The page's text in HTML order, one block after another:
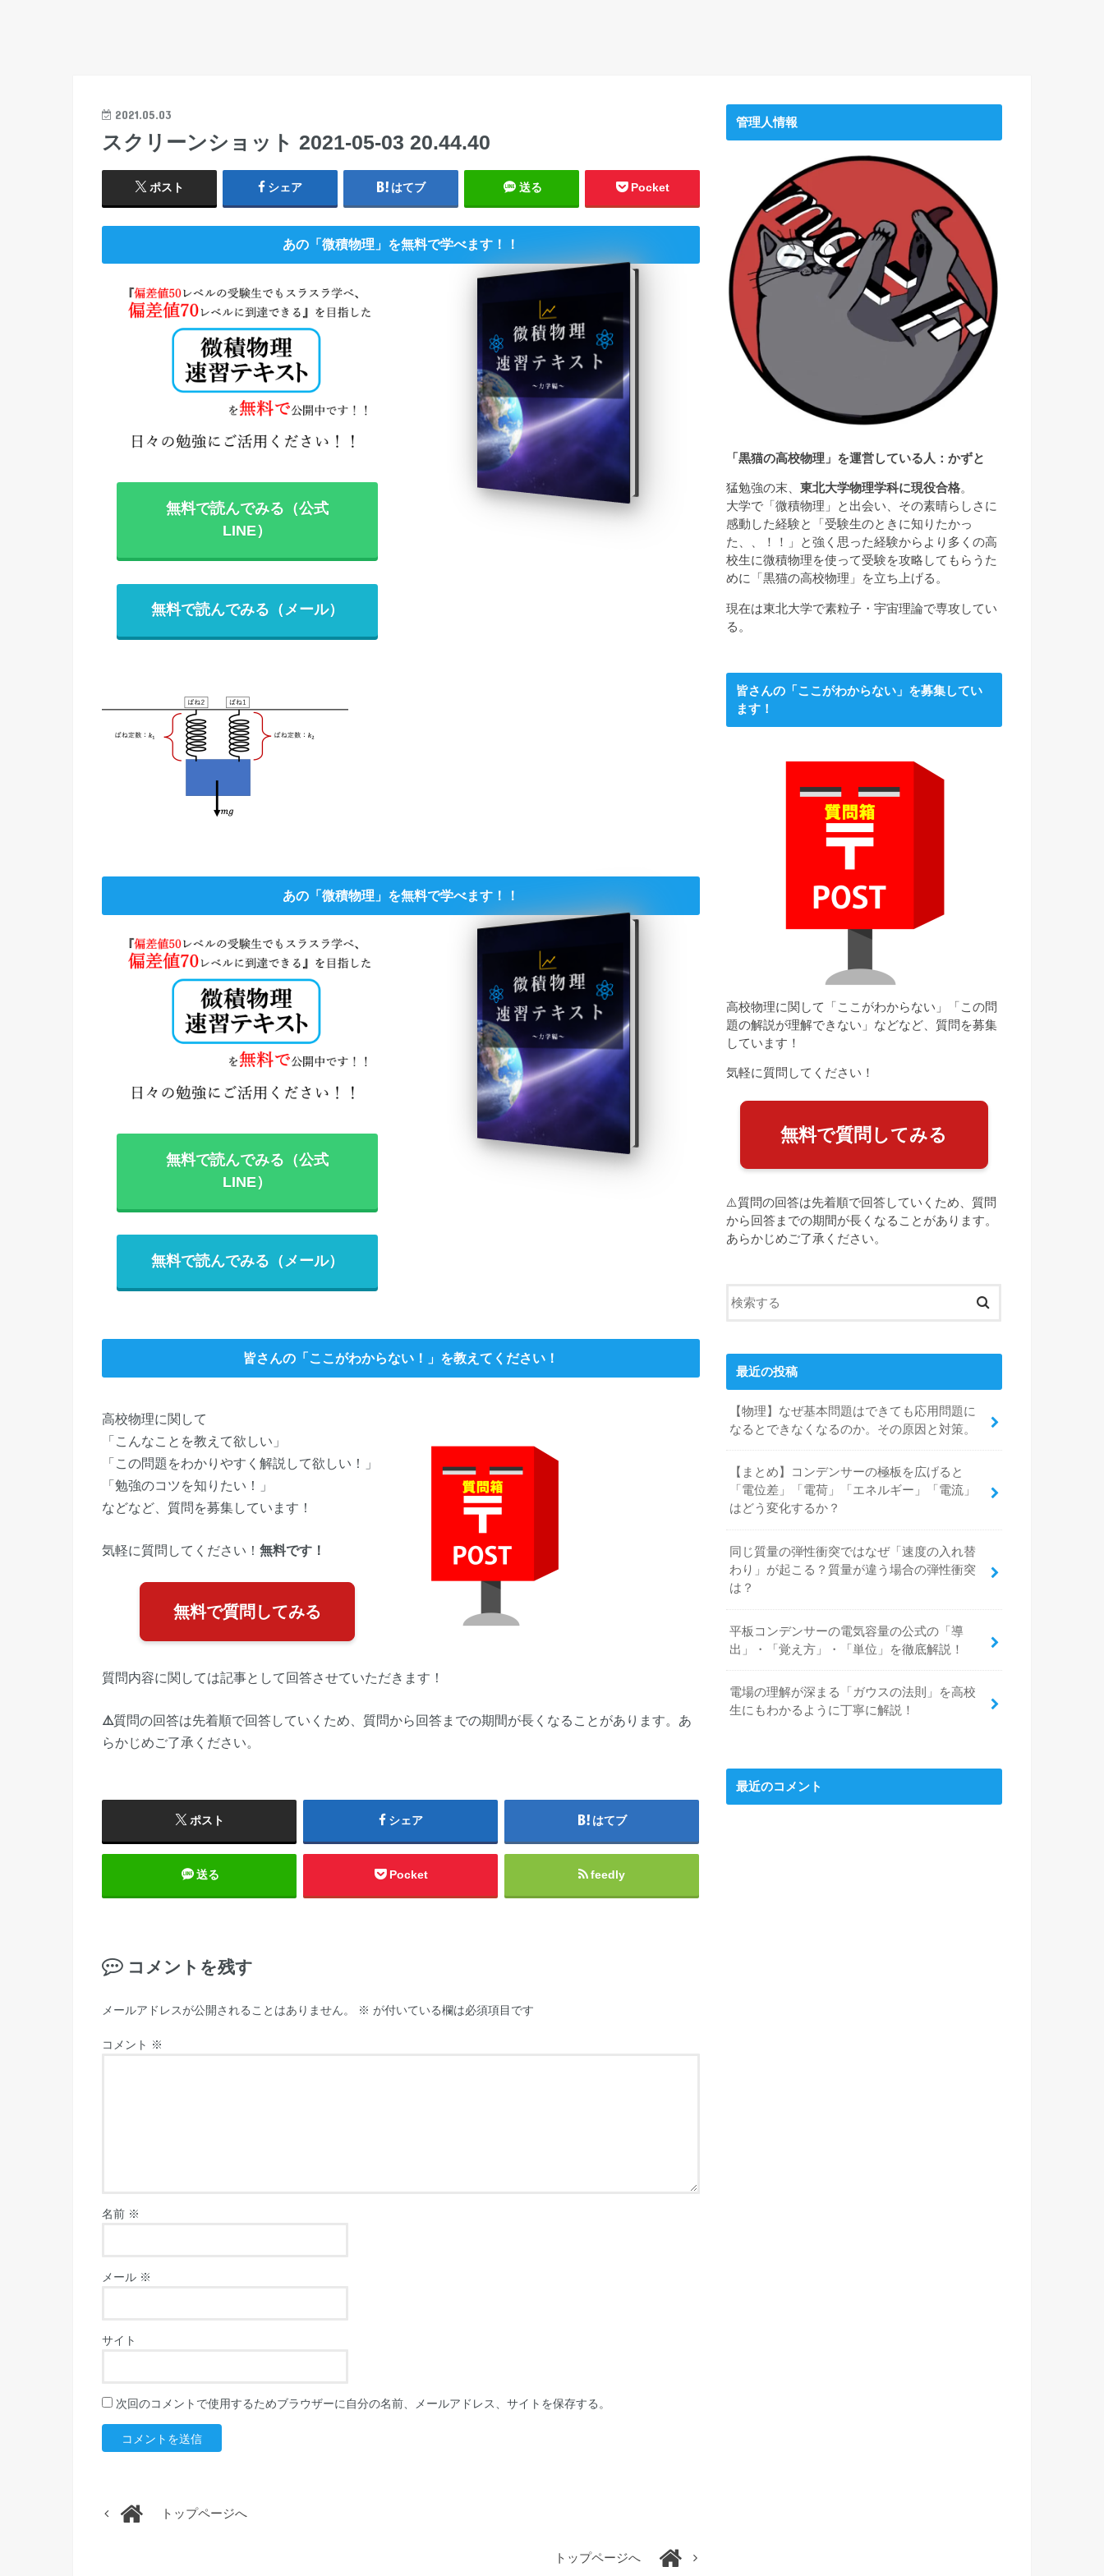
2021.05.03
スクリーンショット 2021-05-03 20.44.40
ポスト シェア はてブ 送る Pocket
あの「微積物理」を無料で学べます！！
無料で読んでみる（公式
LINE）
無料で読んでみる（メール）
あの「微積物理」を無料で学べます！！
無料で読んでみる（公式
LINE）
無料で読んでみる（メール）
皆さんの「ここがわからない！」を教えてください！
高校物理に関して
「こんなことを教えて欲しい」
「この問題をわかりやすく解説して欲しい！」
「勉強のコツを知りたい！」
などなど、質問を募集しています！
気軽に質問してください！ 無料です！
無料で質問してみる
質問内容に関しては記事として回答させていただきます！
⚠️質問の回答は先着順で回答していくため、質問から回答までの期間が長くなることがあります。あ
らかじめご了承ください。
ポスト シェア はてブ
送る Pocket feedly
コメントを残す
メールアドレスが公開されることはありません。 ※ が付いている欄は必須項目です
コメント ※
名前 ※
メール ※
サイト
次回のコメントで使用するためブラウザーに自分の名前、メールアドレス、サイトを保存する。
トップページへ
トップページへ
管理人情報
「黒猫の高校物理」を運営している人：かずと
猛勉強の末、 東北大学物理学科に現役合格。
大学で「微積物理」と出会い、その素晴らしさに
感動した経験と「受験生のときに知りたかっ
た、、！！」と強く思った経験からより多くの高
校生に微積物理を使って受験を攻略してもらうた
めに「黒猫の高校物理」を立ち上げる。
現在は東北大学で素粒子・宇宙理論で専攻してい
る。
皆さんの「ここがわからない」を募集してい
ます！
高校物理に関して「ここがわからない」「この問
題の解説が理解できない」などなど、質問を募集
しています！
気軽に質問してください！
無料で質問してみる
⚠️質問の回答は先着順で回答していくため、質問
から回答までの期間が長くなることがあります。
あらかじめご了承ください。
最近の投稿
【物理】なぜ基本問題はできても応用問題に
なるとできなくなるのか。その原因と対策。
【まとめ】コンデンサーの極板を広げると
「電位差」「電荷」「エネルギー」「電流」
はどう変化するか？
同じ質量の弾性衝突ではなぜ「速度の入れ替
わり」が起こる？質量が違う場合の弾性衝突
は？
平板コンデンサーの電気容量の公式の「導
出」・「覚え方」・「単位」を徹底解説！
電場の理解が深まる「ガウスの法則」を高校
生にもわかるように丁寧に解説！
最近のコメント